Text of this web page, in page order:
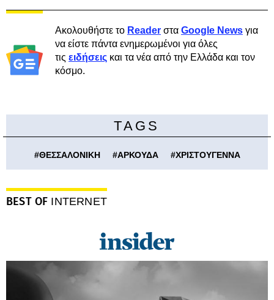
Ακολουθήστε το Reader στα Google News για
να είστε πάντα ενημερωμένοι για όλες
τις ειδήσεις και τα νέα από την Ελλάδα και τον
κόσμο.
TAGS
#ΘΕΣΣΑΛΟΝΙΚΗ #ΑΡΚΟΥΔΑ #ΧΡΙΣΤΟΥΓΕΝΝΑ
BEST OF INTERNET